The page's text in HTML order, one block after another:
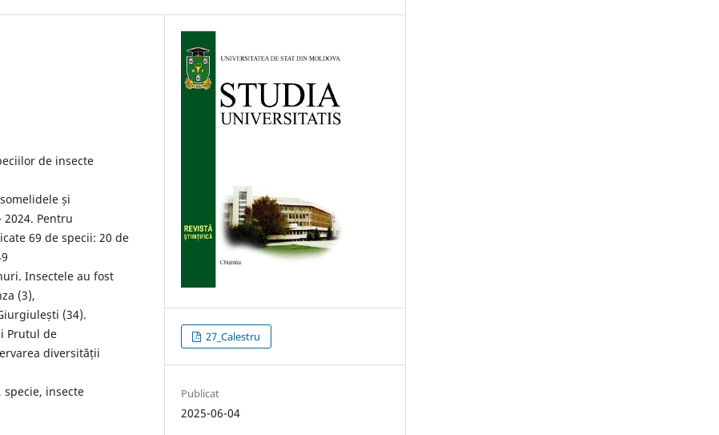
de insecte
și
Pentru
69 de specii: 20 de
Insectele au fost
(3),
(34).
Prutul de
diversității
specie, insecte
27_Calestru
Publicat
2025-06-04